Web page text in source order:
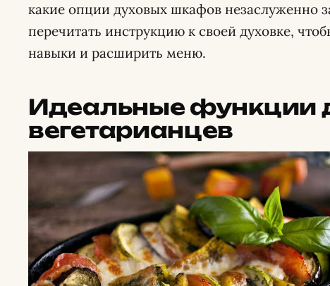
какие опции духовых шкафов незаслуженно
перечитать инструкцию к своей духовке,
навыки и расширить меню.
Идеальные функции
вегетарианцев